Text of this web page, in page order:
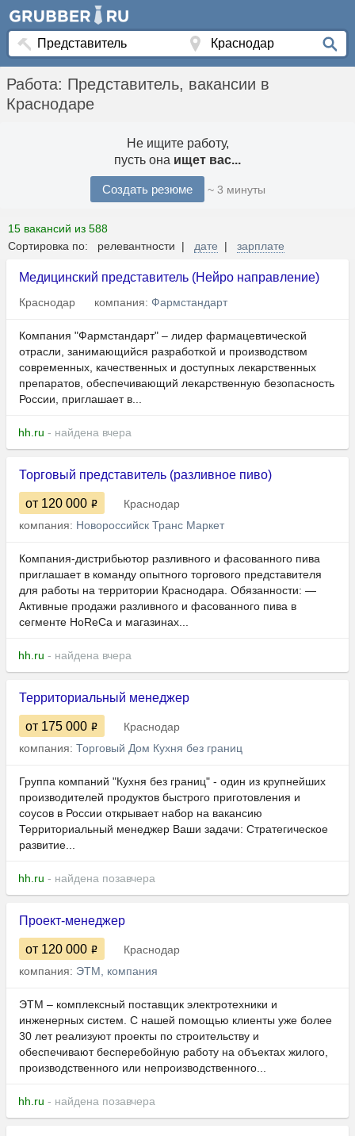
Работа: Представитель, вакансии в
Краснодаре
Не ищите работу,
пусть она ищет вас...
Создать резюме ~ 3 минуты
15 вакансий из 588
Сортировка по: релевантности | дате | зарплате
Медицинский представитель (Нейро направление)
Краснодар компания: Фармстандарт
Компания "Фармстандарт" – лидер фармацевтической
отрасли, занимающийся разработкой и производством
современных, качественных и доступных лекарственных
препаратов, обеспечивающий лекарственную безопасность
России, приглашает в...
hh.ru - найдена вчера
Торговый представитель (разливное пиво)
от 120 000
Краснодар
компания: Новороссийск Транс Маркет
Компания-дистрибьютор разливного и фасованного пива
приглашает в команду опытного торгового представителя
для работы на территории Краснодара. Обязанности: —
Активные продажи разливного и фасованного пива в
сегменте HoReCa и магазинах...
hh.ru - найдена вчера
Территориальный менеджер
от 175 000
Краснодар
компания: Торговый Дом Кухня без границ
Группа компаний "Кухня без границ" - один из крупнейших
производителей продуктов быстрого приготовления и
соусов в России открывает набор на вакансию
Территориальный менеджер Ваши задачи: Стратегическое
развитие...
hh.ru - найдена позавчера
Проект-менеджер
от 120 000
Краснодар
компания: ЭТМ, компания
ЭТМ – комплексный поставщик электротехники и
инженерных систем. С нашей помощью клиенты уже более
30 лет реализуют проекты по строительству и
обеспечивают бесперебойную работу на объектах жилого,
производственного или непроизводственного...
hh.ru - найдена позавчера